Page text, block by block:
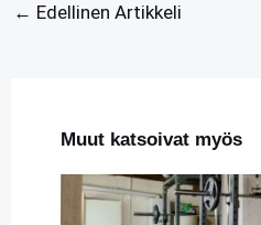
← Edellinen Artikkeli
Muut katsoivat myös